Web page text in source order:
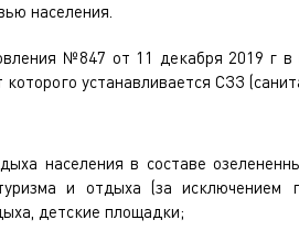
населения.
№847 от 11 декабря 2019 г в
которого устанавливается СЗЗ
населения в составе
и отдыха (за исключением
детские площадки;